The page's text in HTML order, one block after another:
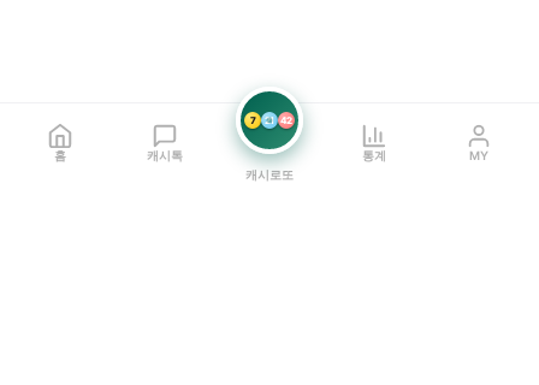
홈 캐시톡
7 21 42
캐시로또
통계 MY